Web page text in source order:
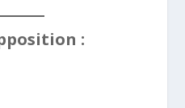
: